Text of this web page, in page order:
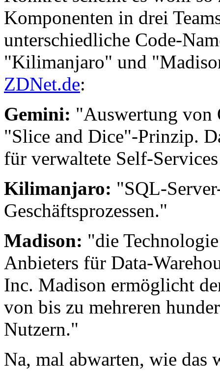
Komponenten in drei
unterschiedliche Code-
"Kilimanjaro" und
ZDNet.de:
Gemini: "Auswertung von
"Slice and Dice"-Prinzip.
für verwaltete Self-
Kilimanjaro: "SQL-
Geschäftsprozessen."
Madison: "die
Anbieters für Data-
Inc. Madison ermöglicht
von bis zu mehreren
Nutzern."
Na, mal abwarten, wie das